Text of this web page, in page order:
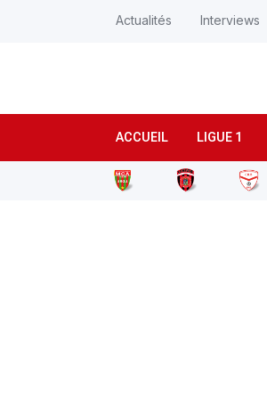
ACCUEIL LIGUE 1
Actualités Interviews